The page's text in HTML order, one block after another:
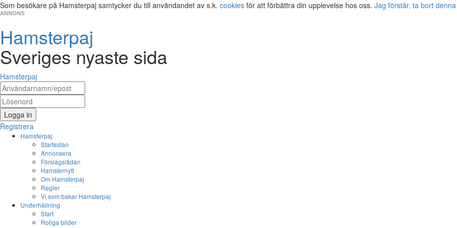
Som besökare på Hamsterpaj samtycker du till användandet av s.k. cookies för att förbättra din upplevelse hos oss. Jag förstår, ta bort
ANNONS
Hamsterpaj
Sveriges nyaste sida
Hamsterpaj
Logga in
Registrera
Hamsterpaj
Startsidan
Annonsera
Förslagslådan
Hamsternytt
Om Hamsterpaj
Regler
Vi som bakar Hamsterpaj
Underhållning
Start
Roliga bilder